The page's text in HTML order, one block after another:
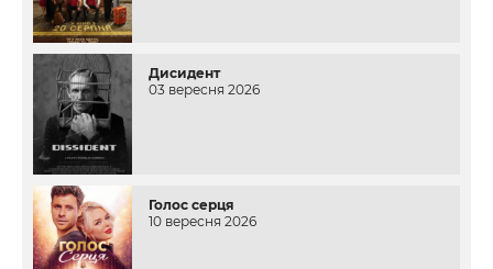
Дисидент
03 вересня 2026
Голос серця
10 вересня 2026